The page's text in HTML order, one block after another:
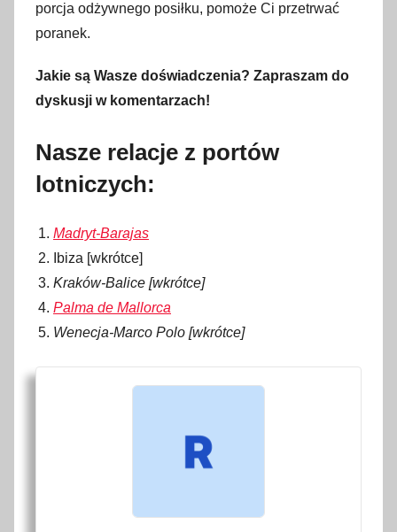
porcja odżywnego posiłku, pomoże Ci przetrwać
poranek.
Jakie są Wasze doświadczenia? Zapraszam do
dyskusji w komentarzach!
Nasze relacje z portów
lotniczych:
Madryt-Barajas
Ibiza [wkrótce]
Kraków-Balice [wkrótce]
Palma de Mallorca
Wenecja-Marco Polo [wkrótce]